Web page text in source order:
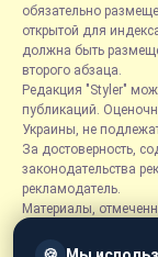
обязательно
открытой для
должна быть
второго абзаца.
Редакция "Styler"
публикаций.
Украины, не
За достоверность,
законодательства
рекламодатель.
Материалы,
размещаются на